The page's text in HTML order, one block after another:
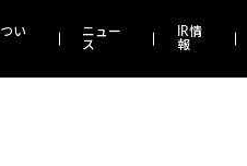
い
ニュー
ス
IR情
報